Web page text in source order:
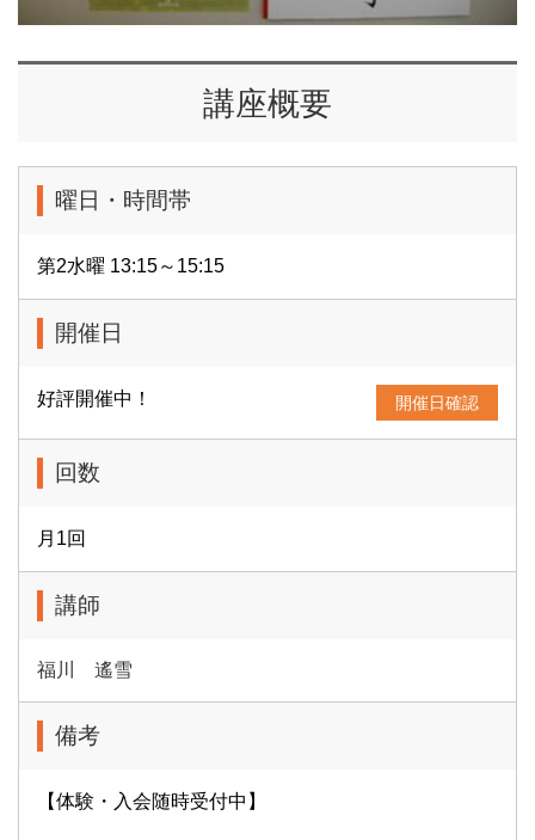
講座概要
曜日・時間帯
第2水曜 13:15～15:15
開催日
好評開催中！ 開催日確認
回数
月1回
講師
福川 遙雪
備考
【体験・入会随時受付中】